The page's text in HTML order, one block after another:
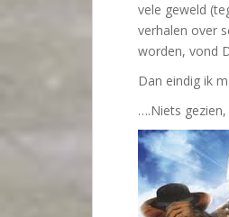
vele geweld
verhalen over
worden, vond
Dan eindig ik
….Niets